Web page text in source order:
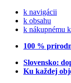
k navigácii
k obsahu
k nákupnému
100 %
Slovensko:
Ku každej